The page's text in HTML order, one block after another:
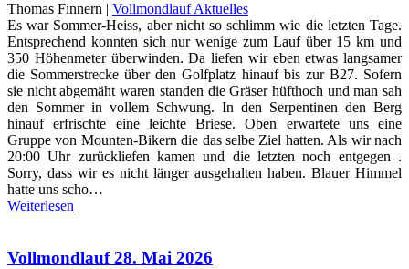
Thomas Finnern | Vollmondlauf Aktuelles
Es war Sommer-Heiss, aber nicht so schlimm wie die letzten Tage.
Entsprechend konnten sich nur wenige zum Lauf über 15 km und
350 Höhenmeter überwinden. Da liefen wir eben etwas langsamer
die Sommerstrecke über den Golfplatz hinauf bis zur B27. Sofern
sie nicht abgemäht waren standen die Gräser hüfthoch und man sah
den Sommer in vollem Schwung. In den Serpentinen den Berg
hinauf erfrischte eine leichte Briese. Oben erwartete uns eine
Gruppe von Mounten-Bikern die das selbe Ziel hatten. Als wir nach
20:00 Uhr zurückliefen kamen und die letzten noch entgegen .
Sorry, dass wir es nicht länger ausgehalten haben. Blauer Himmel
hatte uns scho…
Weiterlesen
Vollmondlauf 28. Mai 2026